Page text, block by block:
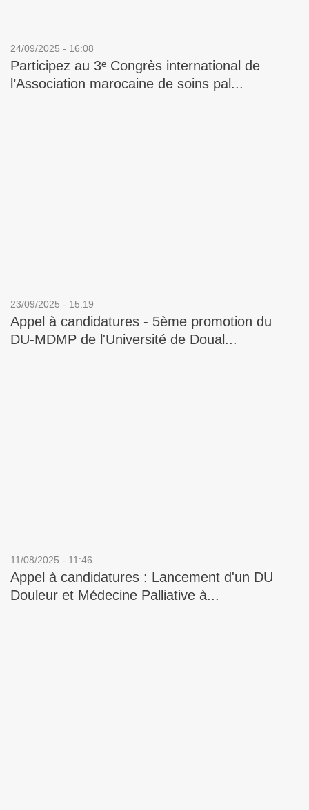
24/09/2025 - 16:08
Participez au 3ᵉ Congrès international de
l’Association marocaine de soins pal...
23/09/2025 - 15:19
Appel à candidatures - 5ème promotion du
DU-MDMP de l'Université de Doual...
11/08/2025 - 11:46
Appel à candidatures : Lancement d'un DU
Douleur et Médecine Palliative à...